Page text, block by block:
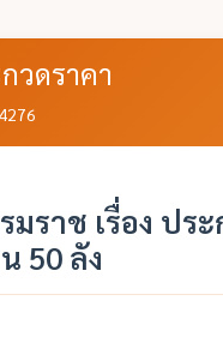
วดราคา
ราช เรื่อง ปร
50 ลัง